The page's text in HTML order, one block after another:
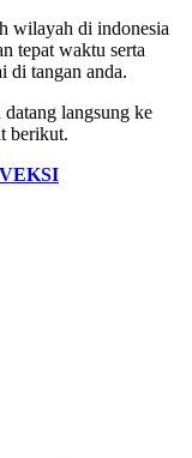
wilayah di indonesia
tepat waktu serta
di tangan anda.
langsung ke
berikut.